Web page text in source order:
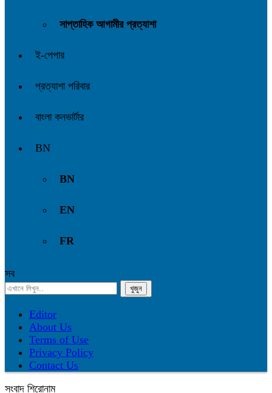
সাপ্তাহিক আগামীর প্রত্যাশা
ই-পেপার
প্রত্যাশা পরিবার
বাংলা কনভার্টার
BN
BN
EN
FR
সব
Editor
About Us
Terms of Use
Privacy Policy
Contact Us
সংবাদ শিরোনাম